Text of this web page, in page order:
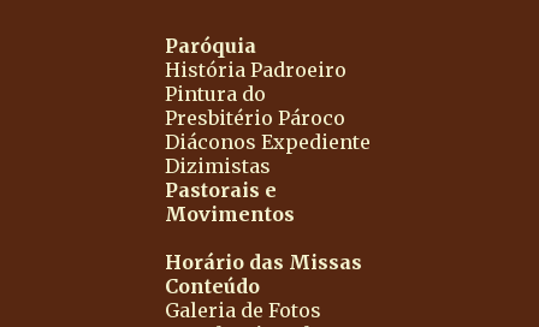
Paróquia
História Padroeiro
Pintura do
Presbitério Pároco
Diáconos Expediente
Dizimistas
Pastorais e
Movimentos
Horário das Missas
Conteúdo
Galeria de Fotos